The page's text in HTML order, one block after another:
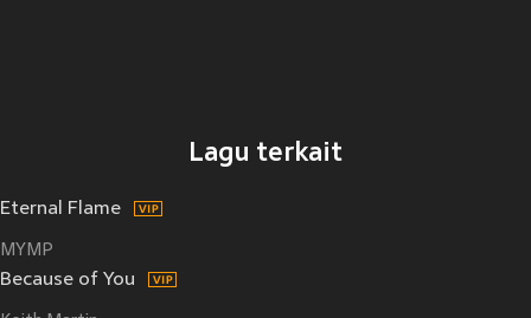
Lagu terkait
Eternal Flame
MYMP
Because of You